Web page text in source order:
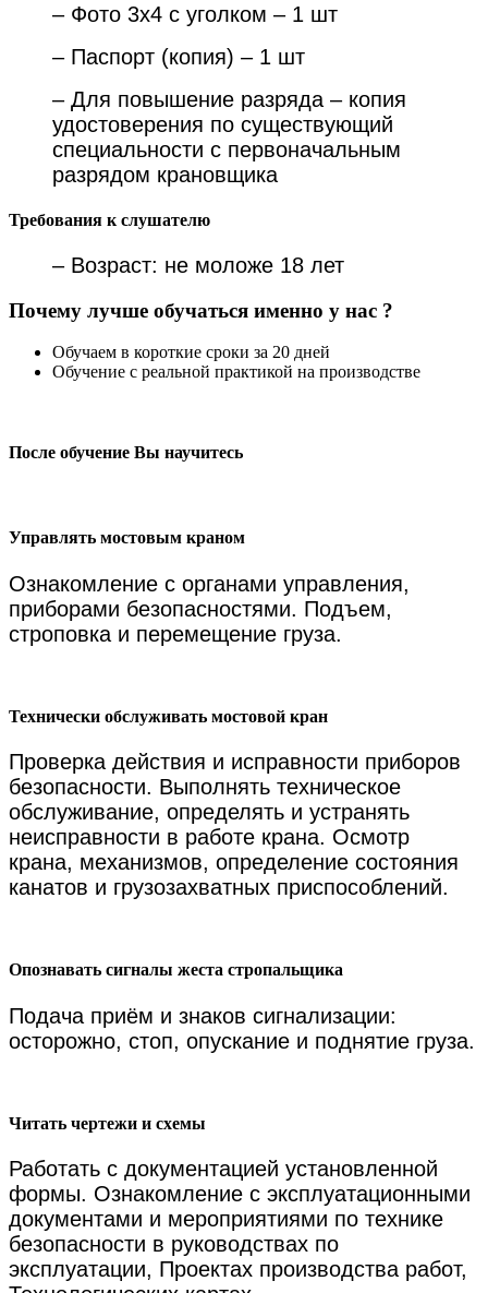
– Фото 3х4 с уголком – 1 шт
– Паспорт (копия) – 1 шт
– Для повышение разряда – копия
удостоверения по существующий
специальности с первоначальным
разрядом крановщика
Требования к слушателю
– Возраст: не моложе 18 лет
Почему лучше обучаться именно у нас ?
Обучаем в короткие сроки за 20 дней
Обучение с реальной практикой на производстве
После обучение Вы научитесь
Управлять мостовым краном
Ознакомление с органами управления,
приборами безопасностями. Подъем,
строповка и перемещение груза.
Технически обслуживать мостовой кран
Проверка действия и исправности приборов
безопасности. Выполнять техническое
обслуживание, определять и устранять
неисправности в работе крана. Осмотр
крана, механизмов, определение состояния
канатов и грузозахватных приспособлений.
Опознавать сигналы жеста стропальщика
Подача приём и знаков сигнализации:
осторожно, стоп, опускание и поднятие груза.
Читать чертежи и схемы
Работать с документацией установленной
формы. Ознакомление с эксплуатационными
документами и мероприятиями по технике
безопасности в руководствах по
эксплуатации, Проектах производства работ,